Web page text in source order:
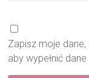
Zapisz moje
aby wypełnić